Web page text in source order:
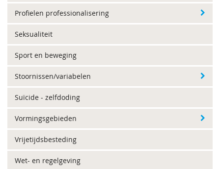
Profielen professionalisering
Seksualiteit
Sport en beweging
Stoornissen/variabelen
Suïcide - zelfdoding
Vormingsgebieden
Vrijetijdsbesteding
Wet- en regelgeving